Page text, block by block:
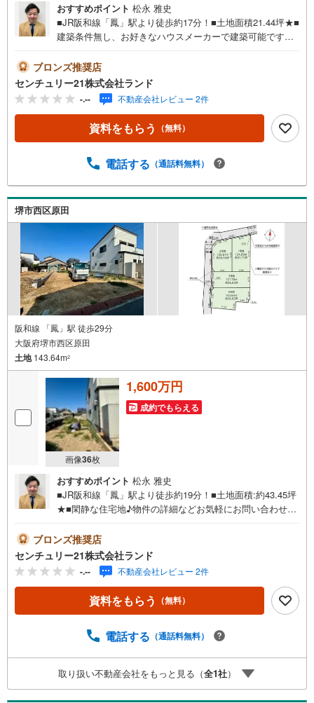
おすすめポイント 松永 雅史
■JR阪和線「鳳」駅より徒歩約17分！■土地面積21.44坪★■
建築条件無し、お好きなハウスメーカーで建築可能です◎
ュリー21ランドについて＞●センチュリー21ランド北花田
本店は・・・ お客様のニーズに寄り添い、大切なお住ま
いのご購入に最後まで伴走いたします！●リフォームのご相
談も承っております。●購入・売却・ローンのご相談・・・
なんでもお気軽にご相談くださいませ！〇大阪メトロ御堂
筋線「北花田」駅より徒歩約10分！○JR阪和線「浅香」駅
日定休日※祝日は営業）事前にご連絡いただけますと、スム
ブロンズ推奨店
センチュリー21株式会社ランド
-.-- 不動産会社レビュー 2件
資料をもらう （無料）
電話する （通話料無料）
堺市西区原田
阪和線 「鳳」駅 徒歩29分
大阪府堺市西区原田
土地143.64m2
画像36枚
1,600万円
成約でもらえる
おすすめポイント 松永 雅史
■JR阪和線「鳳」駅より徒歩約19分！■土地面積:約43.45坪
★■閑静な住宅地♪物件の詳細などお気軽にお問い合わせく
ー21ランド北花田本店は・・・ お客様のニーズに寄り添
い、大切なお住まいのご購入に最後まで伴走いたします！●
リフォームのご相談も承っております。●購入・売却・ロー
ンのご相談・・・なんでもお気軽にご相談くださいませ！
〇大阪メトロ御堂筋線「北花田」駅より徒歩約10分！○JR
阪和線「浅香」駅より徒歩約8分！〇営業時間:10:00～20:0
だけますと、スムーズにご案内が可能です。ご連絡お待ち
ブロンズ推奨店
センチュリー21株式会社ランド
-.-- 不動産会社レビュー 2件
資料をもらう （無料）
電話する （通話料無料）
取り扱い不動産会社をもっと見る（全1社）